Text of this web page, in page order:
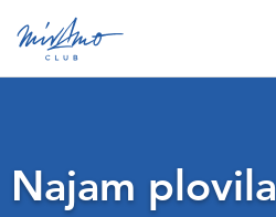
Najam plovila